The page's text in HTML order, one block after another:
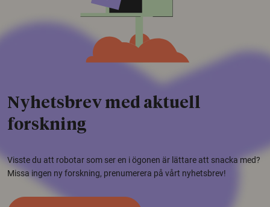
Nyhetsbrev med aktuell
forskning
Visste du att robotar som ser en i ögonen är lättare att snacka med?
Missa ingen ny forskning, prenumerera på vårt nyhetsbrev!